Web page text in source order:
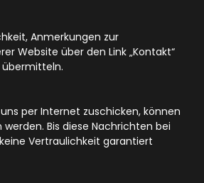
Anmerkungen zur
Website über den Link „Kontakt“
übermitteln.
per Internet zuschicken, können
Bis diese Nachrichten bei
Vertraulichkeit garantiert